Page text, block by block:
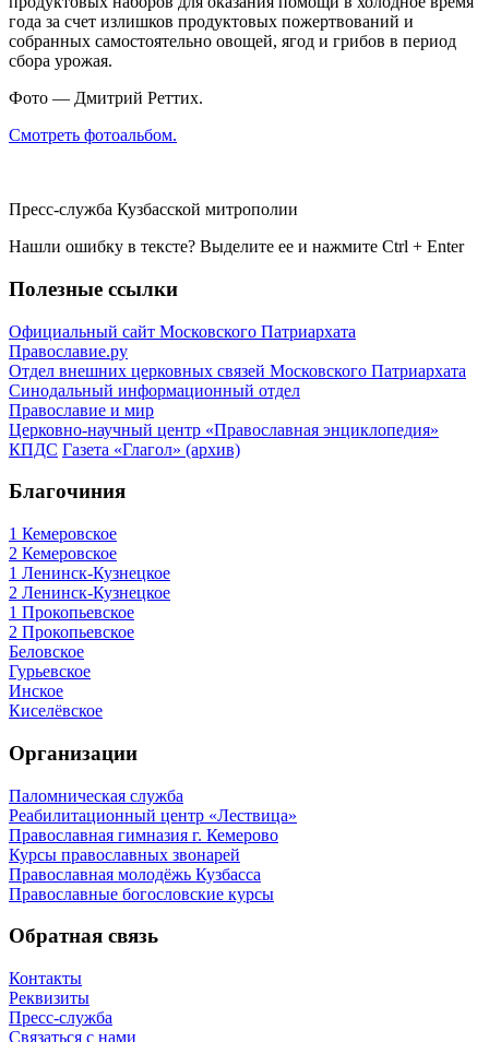
года за счет излишков продуктовых пожертвований и
собранных самостоятельно овощей, ягод и грибов в период
сбора урожая.
Фото — Дмитрий Реттих.
Смотреть фотоальбом.
Пресс-служба Кузбасской митрополии
Нашли ошибку в тексте? Выделите ее и нажмите Ctrl + Enter
Полезные ссылки
Официальный сайт Московского Патриархата
Православие.ру
Отдел внешних церковных связей Московского Патриархата
Синодальный информационный отдел
Православие и мир
Церковно-научный центр «Православная энциклопедия»
КПДС Газета «Глагол» (архив)
Благочиния
1 Кемеровское
2 Кемеровское
1 Ленинск-Кузнецкое
2 Ленинск-Кузнецкое
1 Прокопьевское
2 Прокопьевское
Беловское
Гурьевское
Инское
Киселёвское
Организации
Паломническая служба
Реабилитационный центр «Лествица»
Православная гимназия г. Кемерово
Курсы православных звонарей
Православная молодёжь Кузбасса
Православные богословские курсы
Обратная связь
Контакты
Реквизиты
Пресс-служба
Связаться с нами